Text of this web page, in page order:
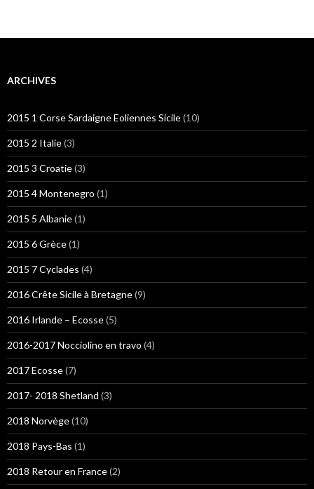
ARCHIVES
2015 1 Corse Sardaigne Eoliennes Sicile(10)
2015 2 Italie(3)
2015 3 Croatie(3)
2015 4 Montenegro (1)
2015 5 Albanie(1)
2015 6 Grèce(1)
2015 7 Cyclades (4)
2016 Crête Sicile à Bretagne(9)
2016 Irlande – Ecosse(5)
2016-2017 Nocciolino en travo (4)
2017 Ecosse(7)
2017- 2018 Shetland (3)
2018 Norvège(10)
2018 Pays-Bas (1)
2018 Retour en France(2)